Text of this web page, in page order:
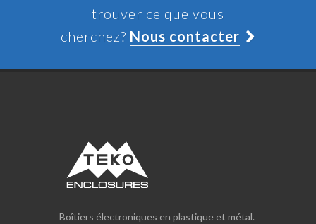
trouver ce que vous
cherchez? Nous contacter
Boîtiers électroniques en plastique et métal.